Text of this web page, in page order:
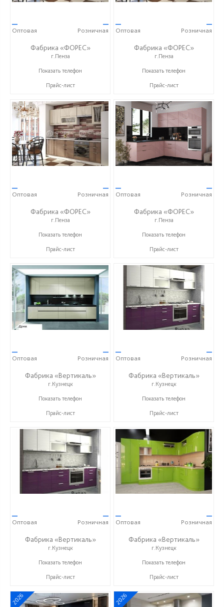
—
Оптовая
—
Розничная
Фабрика «ФОРЕС»
г.Пенза
+7 (8412) 73-85-16
Показать телефон
Прайс-лист
—
Оптовая
—
Розничная
Фабрика «ФОРЕС»
г.Пенза
+7 (8412) 73-85-16
Показать телефон
Прайс-лист
—
Оптовая
—
Розничная
Фабрика «ФОРЕС»
г.Пенза
+7 (8412) 73-85-16
Показать телефон
Прайс-лист
—
Оптовая
—
Розничная
Фабрика «ФОРЕС»
г.Пенза
+7 (8412) 73-85-16
Показать телефон
Прайс-лист
—
Оптовая
—
Розничная
Фабрика «Вертикаль»
г.Кузнецк
+7 (927) 38-059-88
Показать телефон
Прайс-лист
—
Оптовая
—
Розничная
Фабрика «Вертикаль»
г.Кузнецк
+7 (927) 38-059-88
Показать телефон
Прайс-лист
—
Оптовая
—
Розничная
Фабрика «Вертикаль»
г.Кузнецк
+7 (927) 38-059-88
Показать телефон
Прайс-лист
—
Оптовая
—
Розничная
Фабрика «Вертикаль»
г.Кузнецк
+7 (927) 38-059-88
Показать телефон
Прайс-лист
2026 2026